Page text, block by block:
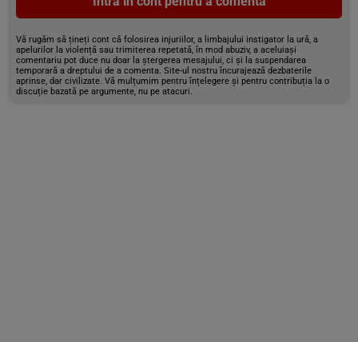
Vă rugăm să țineți cont că folosirea injuriilor, a limbajului instigator la ură, a
apelurilor la violență sau trimiterea repetată, în mod abuziv, a aceluiași
comentariu pot duce nu doar la ștergerea mesajului, ci și la suspendarea
temporară a dreptului de a comenta. Site-ul nostru încurajează dezbaterile
aprinse, dar civilizate. Vă mulțumim pentru înțelegere și pentru contribuția la o
discuție bazată pe argumente, nu pe atacuri.